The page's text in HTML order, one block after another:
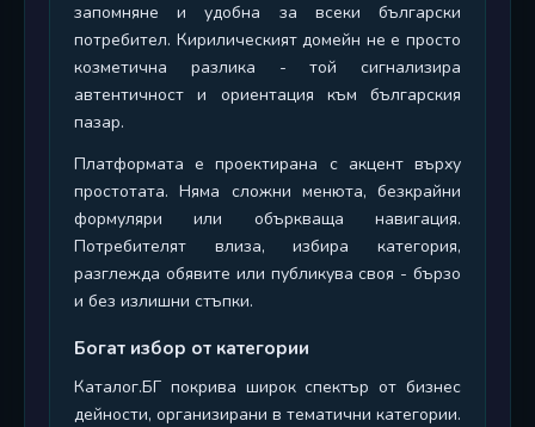
запомняне и удобна за всеки български
потребител. Кирилическият домейн не е просто
козметична разлика - той сигнализира
автентичност и ориентация към българския
пазар.
Платформата е проектирана с акцент върху
простотата. Няма сложни менюта, безкрайни
формуляри или объркваща навигация.
Потребителят влиза, избира категория,
разглежда обявите или публикува своя - бързо
и без излишни стъпки.
Богат избор от категории
Каталог.БГ покрива широк спектър от бизнес
дейности, организирани в тематични категории.